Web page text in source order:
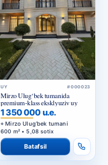
UY #000023
Mirzo Ulug‘bek tumanida
premium-klass eksklyuziv uy
1 350 000 u.e.
Mirzo Ulug‘bek tumani
600 m² • 5,08 sotix
Batafsil